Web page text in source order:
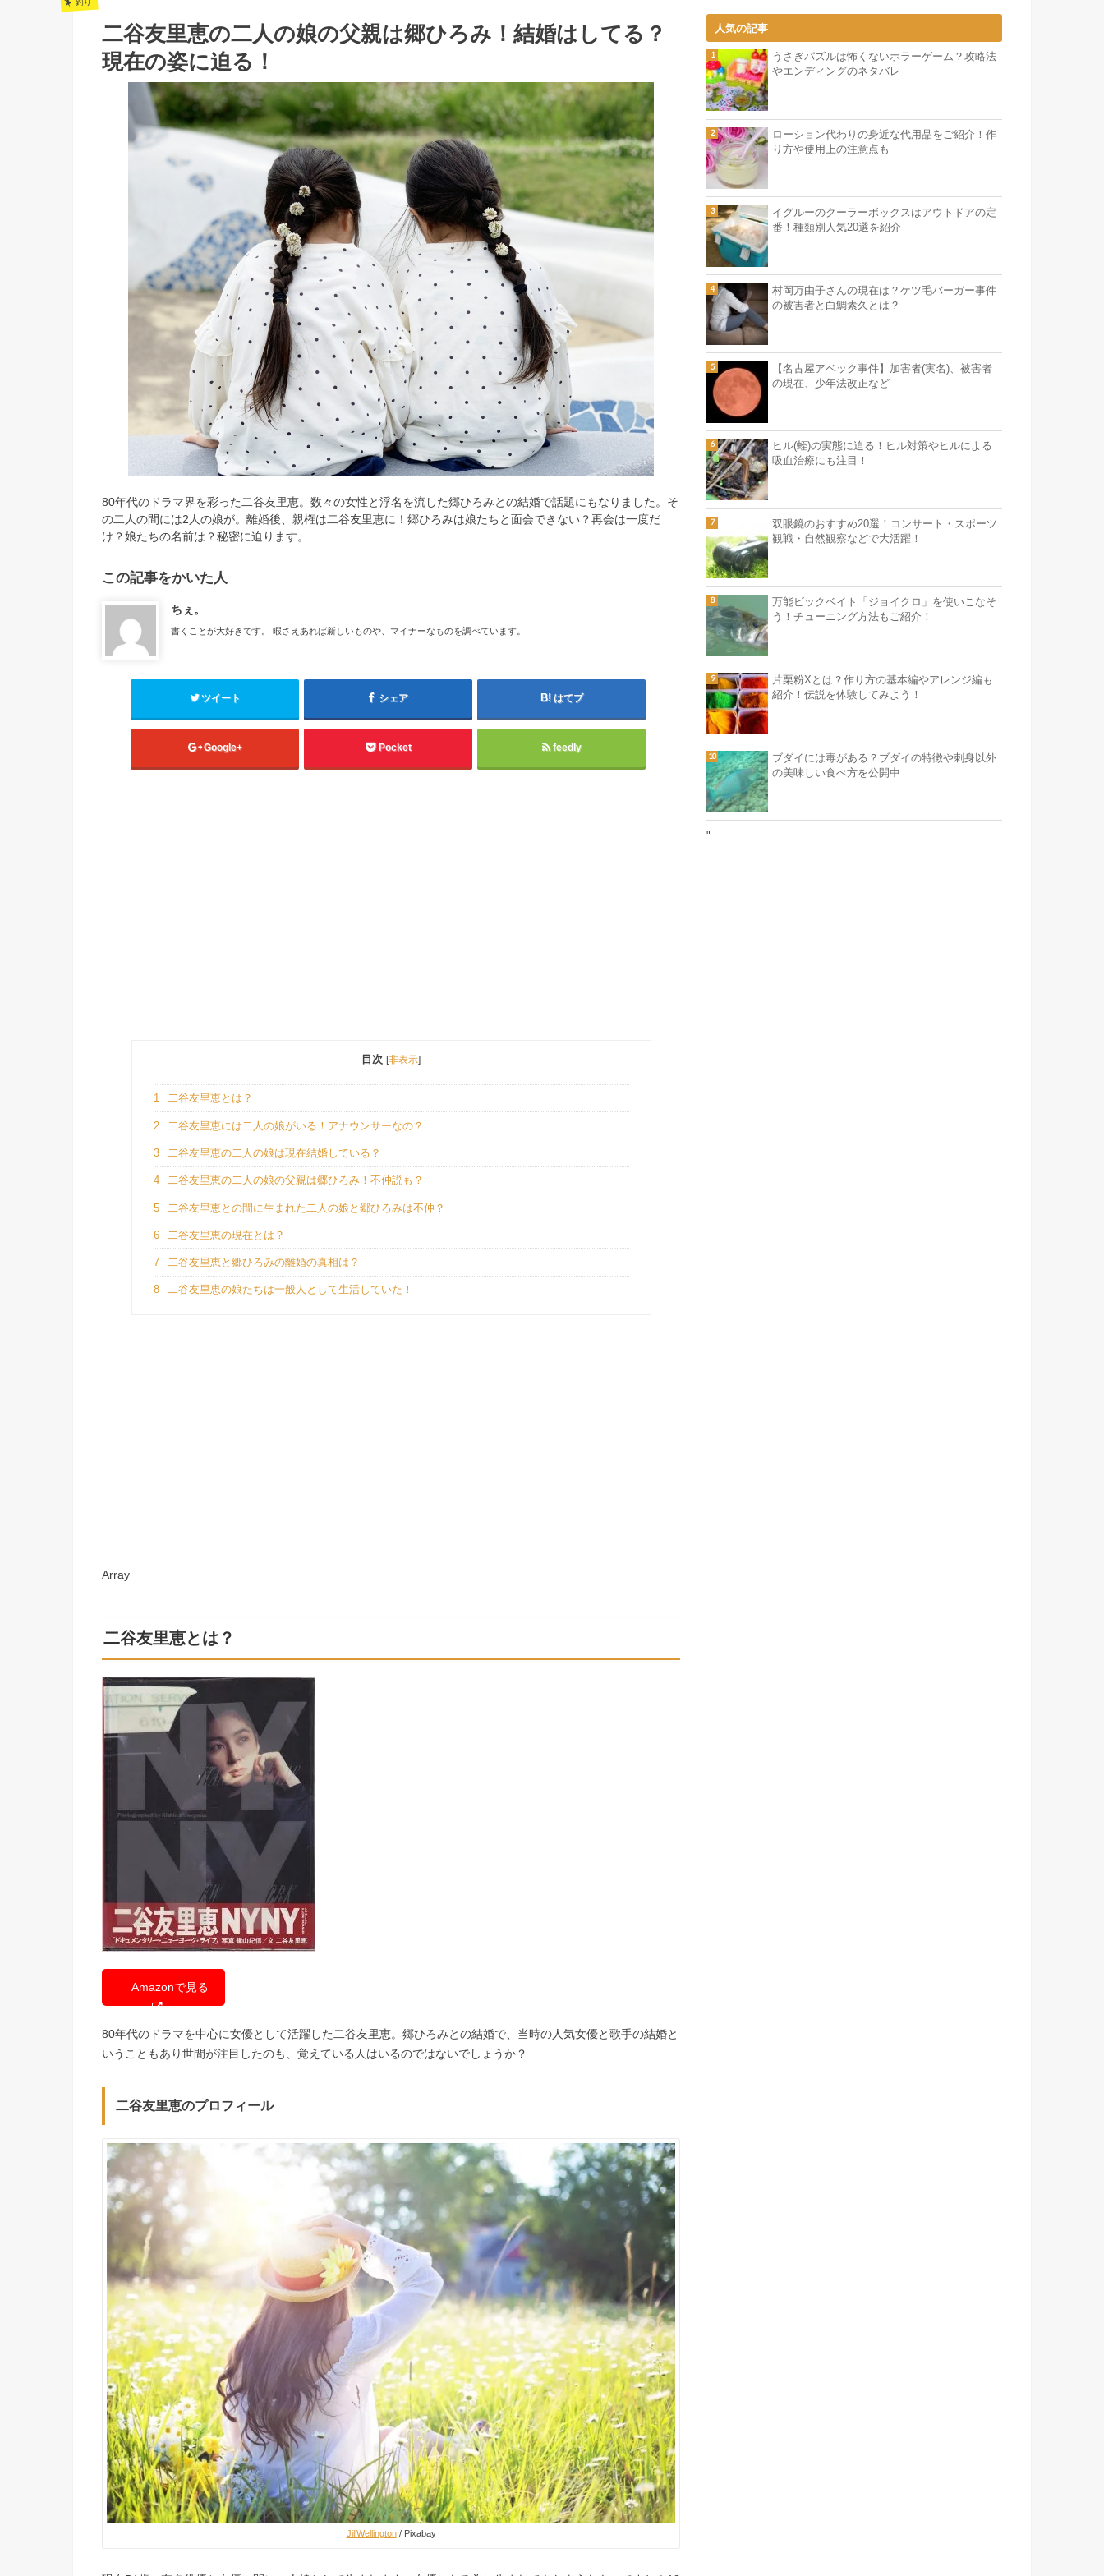
二谷友里恵の二人の娘の父親は郷ひろみ！結婚はしてる？
現在の姿に迫る！
80年代のドラマ界を彩った二谷友里恵。数々の女性と浮名を流した郷ひろみとの結婚で話題にもなりました。そ
の二人の間には2人の娘が。離婚後、親権は二谷友里恵に！郷ひろみは娘たちと面会できない？再会は一度だ
け？娘たちの名前は？秘密に迫ります。
この記事をかいた人
ちぇ。
書くことが大好きです。 暇さえあれば新しいものや、マイナーなものを調べています。
ツイート シェア はてブ
Google+ Pocket feedly
目次 [非表示]
1 二谷友里恵とは？
2 二谷友里恵には二人の娘がいる！アナウンサーなの？
3 二谷友里恵の二人の娘は現在結婚している？
4 二谷友里恵の二人の娘の父親は郷ひろみ！不仲説も？
5 二谷友里恵との間に生まれた二人の娘と郷ひろみは不仲？
6 二谷友里恵の現在とは？
7 二谷友里恵と郷ひろみの離婚の真相は？
8 二谷友里恵の娘たちは一般人として生活していた！
Array
二谷友里恵とは？
Amazonで見る
80年代のドラマを中心に女優として活躍した二谷友里恵。郷ひろみとの結婚で、当時の人気女優と歌手の結婚と
いうこともあり世間が注目したのも、覚えている人はいるのではないでしょうか？
二谷友里恵のプロフィール
JillWellington/ Pixabay
人気の記事
うさぎパズルは怖くないホラーゲーム？攻略法
やエンディングのネタバレ
ローション代わりの身近な代用品をご紹介！作
り方や使用上の注意点も
イグルーのクーラーボックスはアウトドアの定
番！種類別人気20選を紹介
村岡万由子さんの現在は？ケツ毛バーガー事件
の被害者と白鯛素久とは？
【名古屋アベック事件】加害者(実名)、被害者
の現在、少年法改正など
ヒル(蛭)の実態に迫る！ヒル対策やヒルによる
吸血治療にも注目！
双眼鏡のおすすめ20選！コンサート・スポーツ
観戦・自然観察などで大活躍！
万能ビックベイト「ジョイクロ」を使いこなそ
う！チューニング方法もご紹介！
片栗粉Xとは？作り方の基本編やアレンジ編も
紹介！伝説を体験してみよう！
ブダイには毒がある？ブダイの特徴や刺身以外
の美味しい食べ方を公開中
"